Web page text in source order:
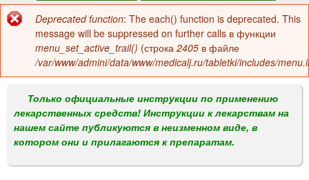
а
в
о
м
е
н
Сообщение
об
ошибке
Deprecated function: The each() function is deprecated. This
message will be suppressed on further calls в функции
menu_set_active_trail() (строка 2405 в файле
/var/www/admini/data/www/medicalj.ru/tabletki/includes/
Только официальные инструкции по применению
лекарственных средств! Инструкции к лекарствам на
нашем сайте публикуются в неизменном виде, в
котором они и прилагаются к препаратам.